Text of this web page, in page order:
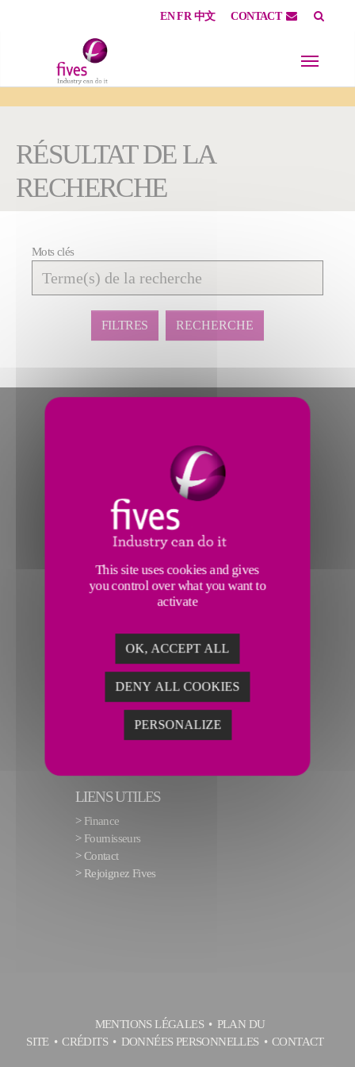
EN FR 中文 CONTACT
RÉSULTAT DE LA
RECHERCHE
Affiner
la
recherche
Mots clés
FILTRES RECHERCHE
LIENS UTILES
> Finance
> Fournisseurs
>Contact
> Rejoignez Fives
MENTIONS LÉGALES
PLAN DU
SITE
CRÉDITS DONNÉES PERSONNELLES CONTACT
This site uses cookies and gives
you control over what you want to
activate
OK, ACCEPT ALL
DENY ALL COOKIES
PERSONALIZE